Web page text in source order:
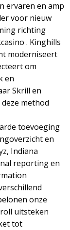
ervaren en amp
voor nieuw
richting
. Kinghills
​​moderniseert
om
en
Skrill en
method
toevoeging
en
Indiana
reporting en
onze
uitsteken
tot